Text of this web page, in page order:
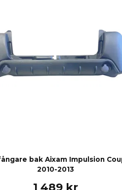
bak Aixam Impulsion
2010-2013
1 489 kr